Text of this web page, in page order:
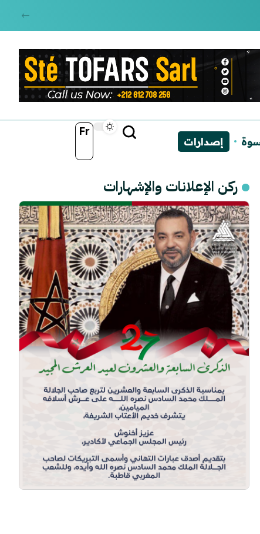
Fr
إصدارات
ركن الإعلانات والإشهارات